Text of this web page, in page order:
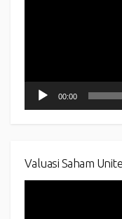
00:00
Valuasi Saham